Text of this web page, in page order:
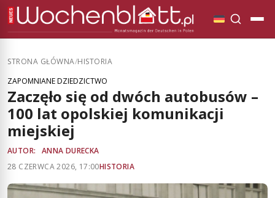
STRONA GŁÓWNA/HISTORIA
ZAPOMNIANE DZIEDZICTWO
Zaczęło się od dwóch autobusów –
100 lat opolskiej komunikacji
miejskiej
AUTOR:
ANNA DURECKA
28 CZERWCA 2026, 17:00HISTORIA